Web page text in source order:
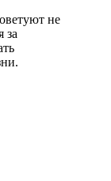
не
за